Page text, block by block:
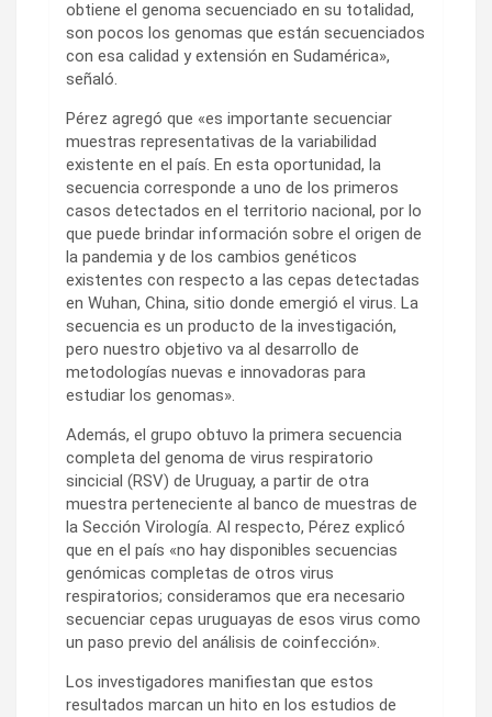
obtiene el genoma secuenciado en su totalidad,
son pocos los genomas que están secuenciados
con esa calidad y extensión en Sudamérica»,
señaló.
Pérez agregó que «es importante secuenciar
muestras representativas de la variabilidad
existente en el país. En esta oportunidad, la
secuencia corresponde a uno de los primeros
casos detectados en el territorio nacional, por lo
que puede brindar información sobre el origen de
la pandemia y de los cambios genéticos
existentes con respecto a las cepas detectadas
en Wuhan, China, sitio donde emergió el virus. La
secuencia es un producto de la investigación,
pero nuestro objetivo va al desarrollo de
metodologías nuevas e innovadoras para
estudiar los genomas».
Además, el grupo obtuvo la primera secuencia
completa del genoma de virus respiratorio
sincicial (RSV) de Uruguay, a partir de otra
muestra perteneciente al banco de muestras de
la Sección Virología. Al respecto, Pérez explicó
que en el país «no hay disponibles secuencias
genómicas completas de otros virus
respiratorios; consideramos que era necesario
secuenciar cepas uruguayas de esos virus como
un paso previo del análisis de coinfección».
Los investigadores manifiestan que estos
resultados marcan un hito en los estudios de